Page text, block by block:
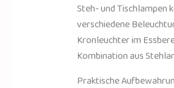
Steh- und Tischlampen
verschiedene
Kronleuchter im
Kombination aus
Praktische